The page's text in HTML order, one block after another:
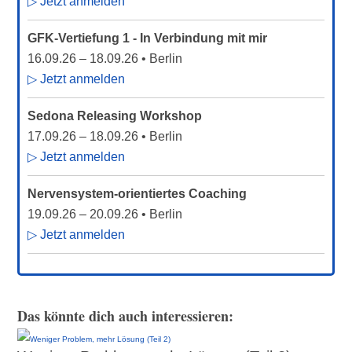
GFK-Vertiefung 1 - In Verbindung mit mir
16.09.26 – 18.09.26 • Berlin
▷ Jetzt anmelden
Sedona Releasing Workshop
17.09.26 – 18.09.26 • Berlin
▷ Jetzt anmelden
Nervensystem-orientiertes Coaching
19.09.26 – 20.09.26 • Berlin
▷ Jetzt anmelden
Das könnte dich auch interessieren: